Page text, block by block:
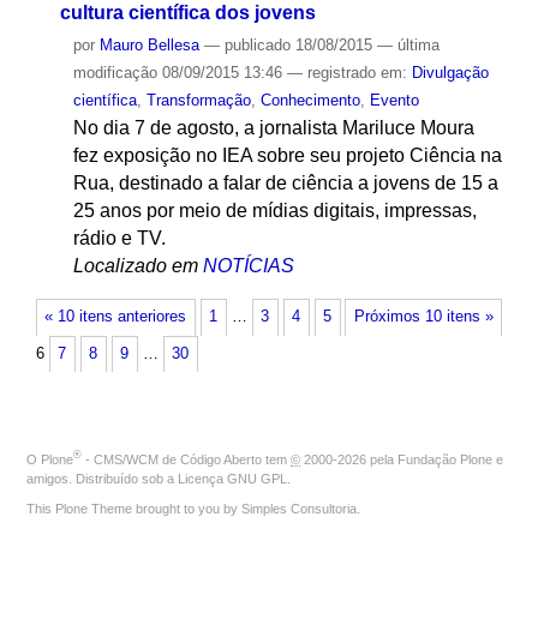
cultura científica dos jovens
por Mauro Bellesa — publicado18/08/2015 — última
modificação08/09/2015 13:46 — registrado em: Divulgação
científica, Transformação, Conhecimento, Evento
No dia 7 de agosto, a jornalista Mariluce Moura
fez exposição no IEA sobre seu projeto Ciência na
Rua, destinado a falar de ciência a jovens de 15 a
25 anos por meio de mídias digitais, impressas,
rádio e TV.
Localizado em NOTÍCIAS
« 10 itens anteriores Próximos 10 itens »
1 … 3 4 5
6 7 8 9 … 30
O Plone® - CMS/WCM de Código Aberto tem © 2000-2026 pela Fundação Plone e
amigos. Distribuído sob a Licença GNU GPL
This Plone Theme brought to you by Simples Consultoria